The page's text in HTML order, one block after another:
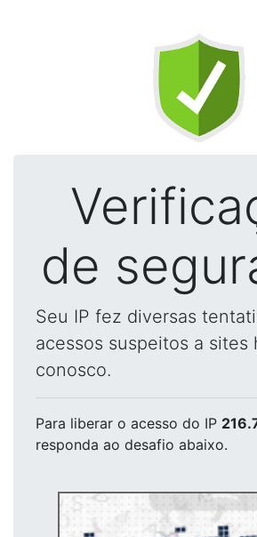
de
Seu IP fez diversas
acessos suspeitos a sites
conosco.
Para liberar o acesso do IP
responda ao desafio abaixo.